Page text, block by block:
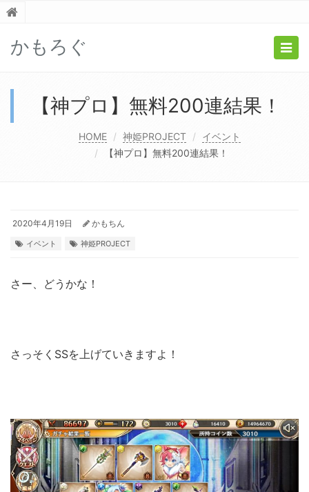
かもろぐ
【神プロ】無料200連結果！
HOME 神姫PROJECT
イベント
【神プロ】無料200連結果！
2020年4月19日 かもちん
イベント 神姫PROJECT
さー、どうかな！
さっそくSSを上げていきますよ！